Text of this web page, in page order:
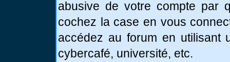
abusive de votre compte par
cochez la case en vous
accédez au forum en utilisant
cybercafé, université, etc.